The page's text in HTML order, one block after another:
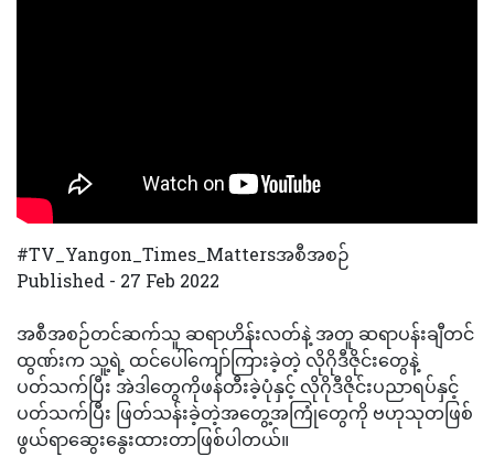
#TV_Yangon_Times_Mattersအစီအစဉ
Published - 27 Feb 2022
အစီအစဉ်တင်ဆက်သူ ဆရာဟိန်းလတ်နဲ့ အတူ ဆရာပန်းချီတင်
ထွဏ်းက သူ့ရဲ့ ထင်ပေါ်ကျော်ကြားခဲ့တဲ့ လိုဂိုဒီဇိုင်းတွေနဲ့
ပတ်သက်ပြီး အဲဒါတွေကိုဖန်တီးခဲ့ပုံနှင့် လိုဂိုဒီဇိုင်းပညာရပ်နှင့်
ပတ်သက်ပြီး ဖြတ်သန်းခဲ့တဲ့အတွေ့အကြုံတွေကို ဗဟုသုတဖြစ်
ဖွယ်ရာဆွေးနွေးထားတာဖြစ်ပါတယ်။